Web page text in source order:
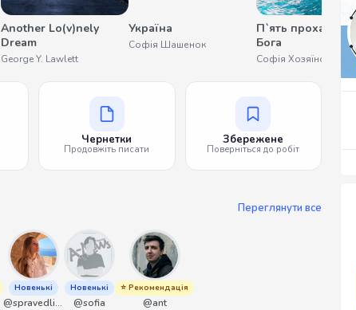
Another Lo(v)nely
Dream
George Y. Lawlett
Україна
Софія Шашенок
П`ять прохань до
Бога
Софія Хозяїнова
Чернетки
Продовжіть писати
Збережене
Поверніться до робіт
Переглянути все
Новенькі
@spravedliwa
Новенькі
@sofia
⭐ Рекомендація
@ant